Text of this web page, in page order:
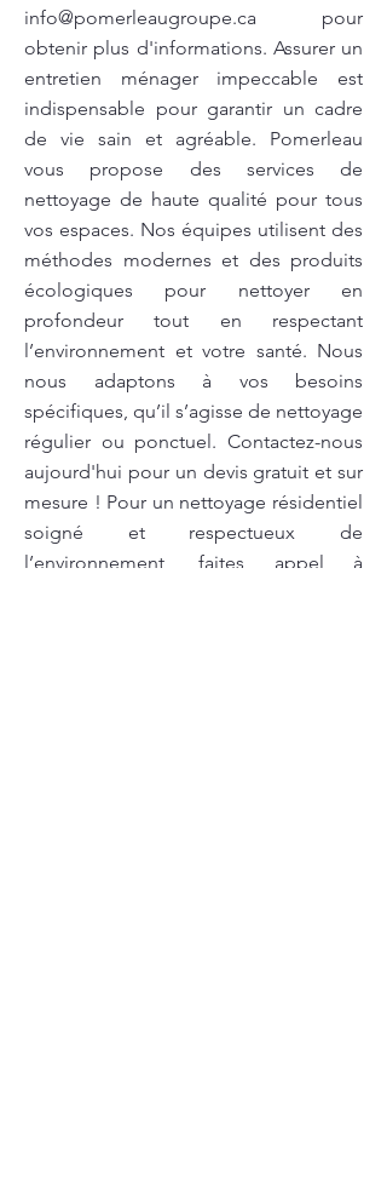
info@pomerleaugroupe.ca pour
obtenir plus d'informations. Assurer un
entretien ménager impeccable est
indispensable pour garantir un cadre
de vie sain et agréable. Pomerleau
vous propose des services de
nettoyage de haute qualité pour tous
vos espaces. Nos équipes utilisent des
méthodes modernes et des produits
écologiques pour nettoyer en
profondeur tout en respectant
l’environnement et votre santé. Nous
nous adaptons à vos besoins
spécifiques, qu’il s’agisse de nettoyage
régulier ou ponctuel. Contactez-nous
aujourd'hui pour un devis gratuit et sur
mesure ! Pour un nettoyage résidentiel
soigné et respectueux de
l’environnement, faites appel à